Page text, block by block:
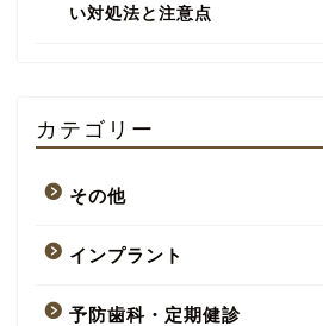
い対処法と注意点
カテゴリー
その他
インプラント
予防歯科・定期健診